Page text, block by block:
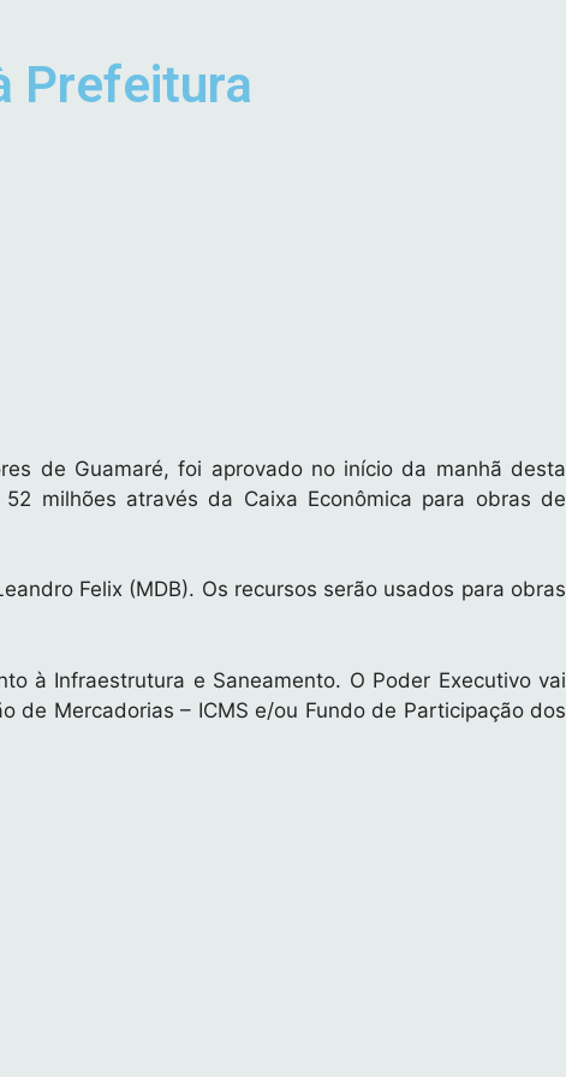
Prefeitura
de Guamaré, foi aprovado no início da manhã desta
milhões através da Caixa Econômica para obras de
Felix (MDB). Os recursos serão usados para obras
à Infraestrutura e Saneamento. O Poder Executivo vai
Mercadorias – ICMS e/ou Fundo de Participação dos